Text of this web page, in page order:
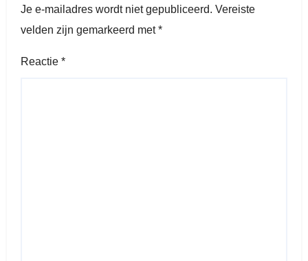
Je e-mailadres wordt niet gepubliceerd. Vereiste
velden zijn gemarkeerd met*
Reactie *